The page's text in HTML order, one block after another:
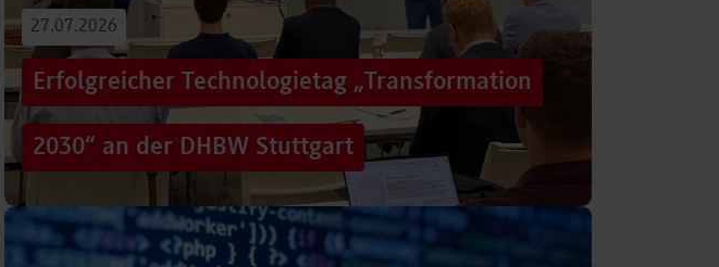
27.07.2026
Erfolgreicher Technologietag „Transformation
2030“ an der DHBW Stuttgart
Wie gelingt Transformation in einer Zeit, in der sich Technologien, Märkte
und gesellschaftliche Rahmenbedingungen immer schneller verändern?
Genau…